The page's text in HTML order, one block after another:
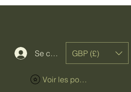
Se connecterGBP (£)
Voir les points